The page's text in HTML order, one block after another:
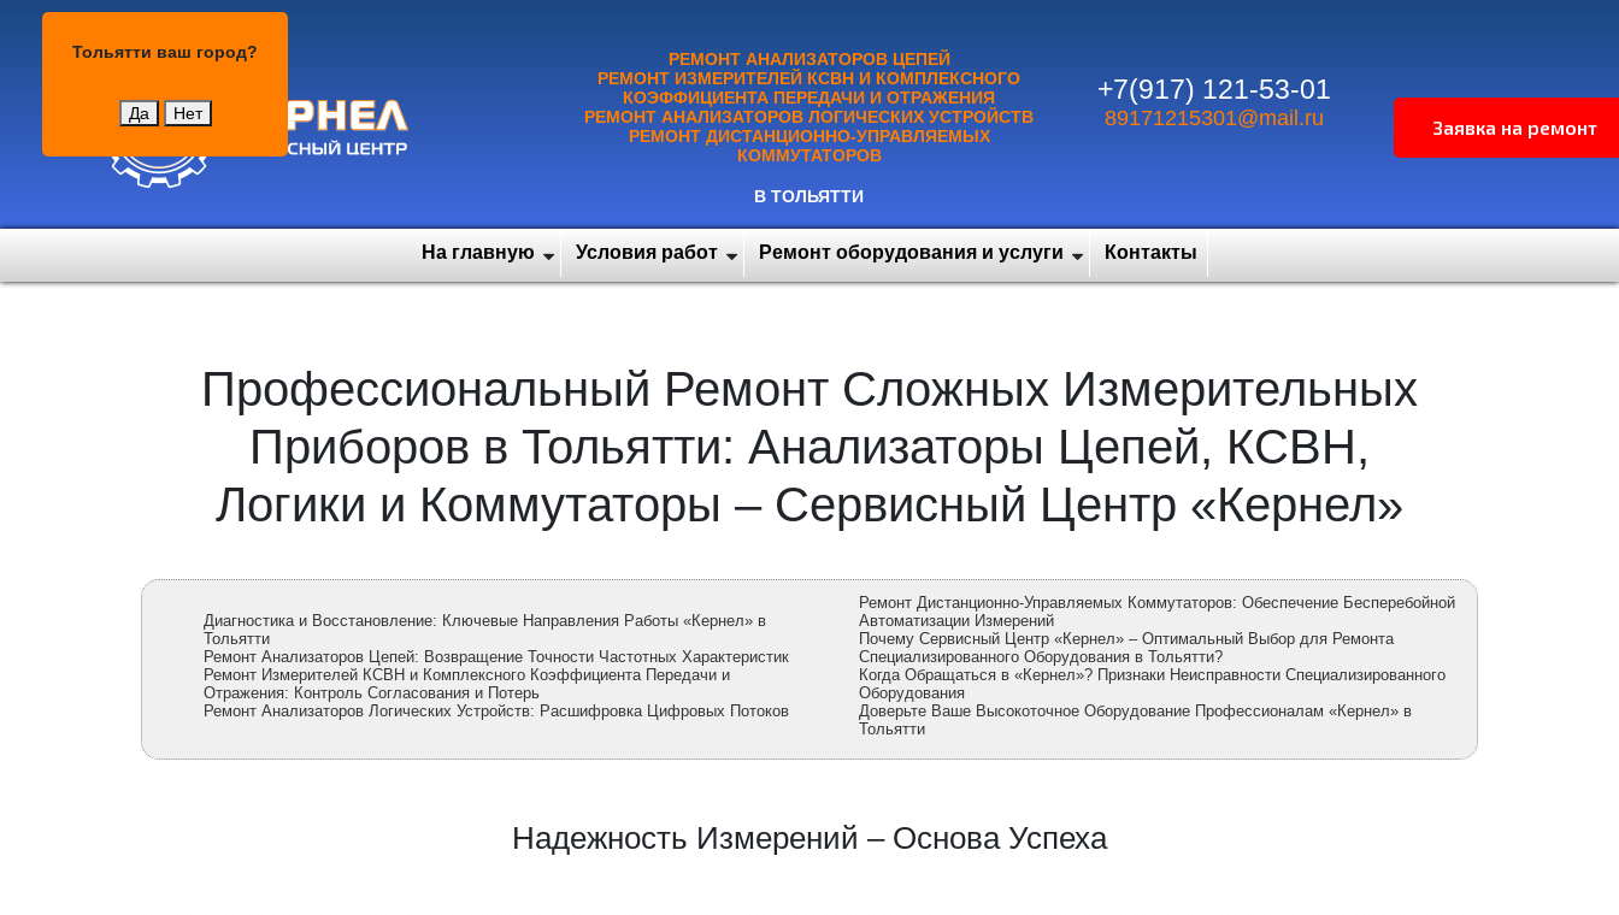
Тольятти ваш город?
Да Нет
РЕМОНТ АНАЛИЗАТОРОВ ЦЕПЕЙ
РЕМОНТ ИЗМЕРИТЕЛЕЙ КСВН И КОМПЛЕКСНОГО
КОЭФФИЦИЕНТА ПЕРЕДАЧИ И ОТРАЖЕНИЯ
РЕМОНТ АНАЛИЗАТОРОВ ЛОГИЧЕСКИХ УСТРОЙСТВ
РЕМОНТ ДИСТАНЦИОННО-УПРАВЛЯЕМЫХ
КОММУТАТОРОВ
В ТОЛЬЯТТИ
+7(917) 121-53-01
89171215301@mail.ru
На главную Условия работ Ремонт оборудования и услуги Контакты
Профессиональный Ремонт Сложных Измерительных
Приборов в Тольятти: Анализаторы Цепей, КСВН,
Логики и Коммутаторы – Сервисный Центр «Кернел»
Диагностика и Восстановление: Ключевые Направления Работы «Кернел» в
Тольятти
Ремонт Анализаторов Цепей: Возвращение Точности Частотных Характеристик
Ремонт Измерителей КСВН и Комплексного Коэффициента Передачи и
Отражения: Контроль Согласования и Потерь
Ремонт Анализаторов Логических Устройств: Расшифровка Цифровых Потоков
Ремонт Дистанционно-Управляемых Коммутаторов: Обеспечение Бесперебойной
Автоматизации Измерений
Почему Сервисный Центр «Кернел» – Оптимальный Выбор для Ремонта
Специализированного Оборудования в Тольятти?
Когда Обращаться в «Кернел»? Признаки Неисправности Специализированного
Оборудования
Доверьте Ваше Высокоточное Оборудование Профессионалам «Кернел» в
Тольятти
Надежность Измерений – Основа Успеха